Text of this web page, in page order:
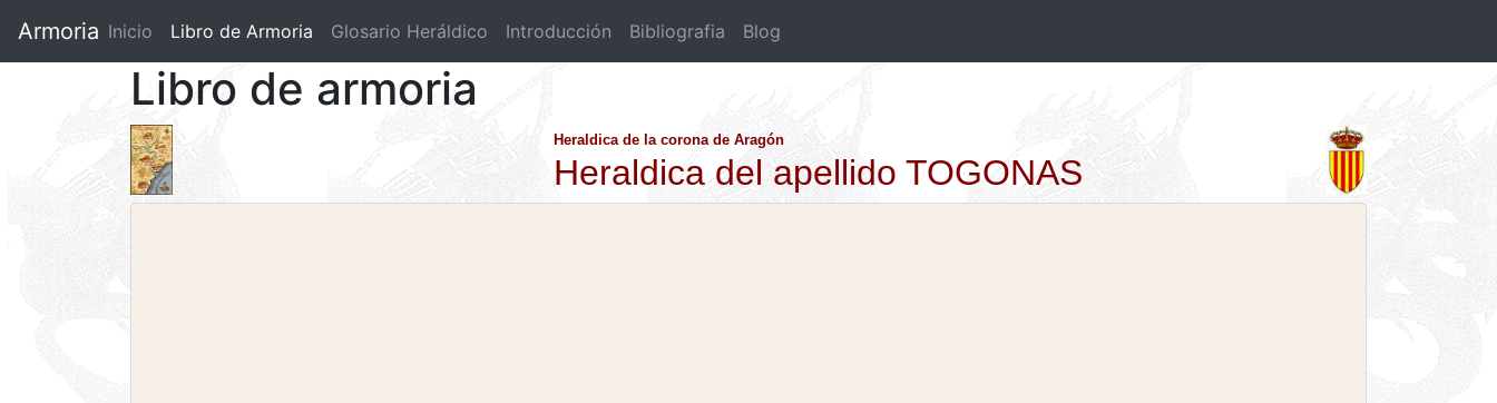
Armoria Inicio Libro de Armoria (current)
Glosario Heráldico Introducción Bibliografia Blog
Libro de armoria
Heraldica de la corona de Aragón
Heraldica del apellido TOGONAS